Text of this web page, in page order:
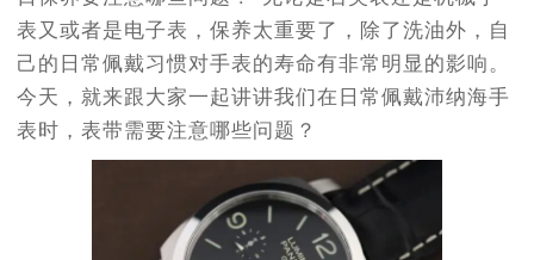
表又或者是电子表，保养太重要了，除了洗油外，自
己的日常佩戴习惯对手表的寿命有非常明显的影响。
今天，就来跟大家一起讲讲我们在日常佩戴沛纳海手
表时，表带需要注意哪些问题？